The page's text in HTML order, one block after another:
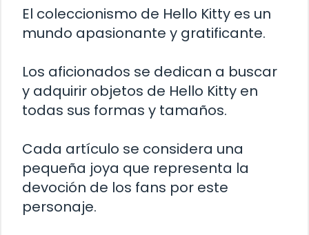
El coleccionismo de Hello Kitty es un
mundo apasionante y gratificante.
Los aficionados se dedican a buscar
y adquirir objetos de Hello Kitty en
todas sus formas y tamaños.
Cada artículo se considera una
pequeña joya que representa la
devoción de los fans por este
personaje.